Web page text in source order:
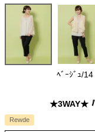
ﾍﾞｰｼﾞｭ/14
★3WAY★
Rewde